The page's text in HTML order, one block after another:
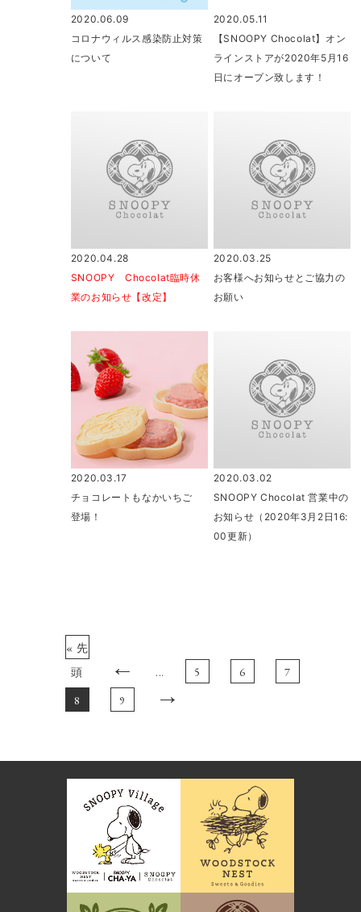
2020.06.09
コロナウィルス感染防止対策
について
2020.05.11
【SNOOPY Chocolat】オン
ラインストアが2020年5月16
日にオープン致します！
2020.04.28
SNOOPY Chocolat臨時休
業のお知らせ【改定】
2020.03.25
お客様へお知らせとご協力の
お願い
2020.03.17
チョコレートもなかいちご
登場！
2020.03.02
SNOOPY Chocolat 営業中の
お知らせ（2020年3月2日16:
00更新）
« 先
頭
← ... 5 6
7
8
9 →